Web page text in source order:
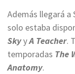
Además llegará
solo estaba
SkyyA Teacher.
temporadas The
Anatomy.